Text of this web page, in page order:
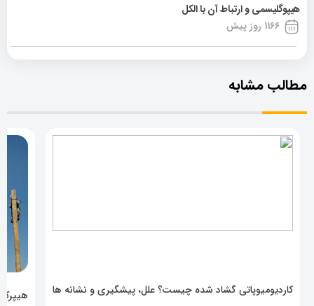
هیپوگلیسمی و ارتباط آن با الکل
1166 روز پیش
مطالب مشابه
کاردیومیوپاتی گشاد شده چیست؟ علل، پیشگیری و نشانه ها